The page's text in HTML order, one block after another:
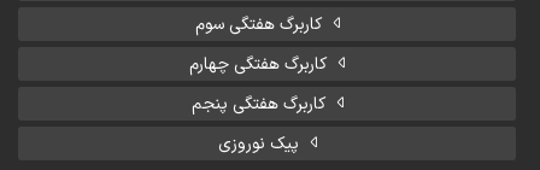
کاربرگ هفتگی سوم
کاربرگ هفتگی چهارم
کاربرگ هفتگی پنجم
پیک نوروزی